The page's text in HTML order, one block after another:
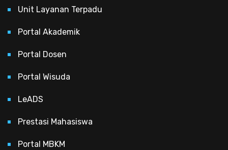
Unit Layanan Terpadu
Portal Akademik
Portal Dosen
Portal Wisuda
LeADS
Prestasi Mahasiswa
Portal MBKM